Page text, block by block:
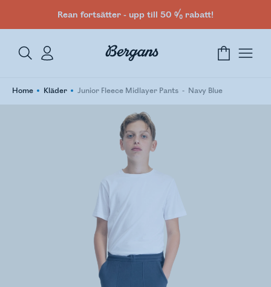
Rean fortsätter - upp till 50 % rabatt!
Home Kläder Junior Fleece Midlayer Pants Navy Blue